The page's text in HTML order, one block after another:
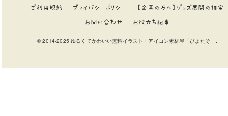
ご利用規約 プライバシーポリシー 【企業の方へ】グッズ展開の提案
お問い合わせ お役立ち記事
© 2014-2025 ゆるくてかわいい無料イラスト・アイコン素材屋「ぴよたそ」.